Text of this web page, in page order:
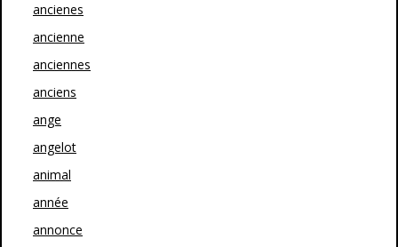
ancienes
ancienne
anciennes
anciens
ange
angelot
animal
année
annonce